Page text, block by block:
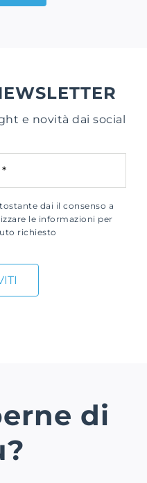
e novità dai social
dai il consenso a
le informazioni per
richiesto
di